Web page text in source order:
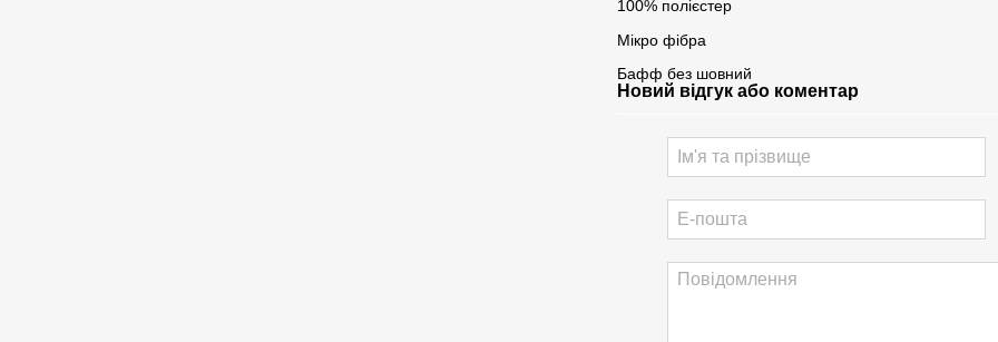
100% полієстер
Мікро фібра
Бафф без шовний
Новий відгук або коментар